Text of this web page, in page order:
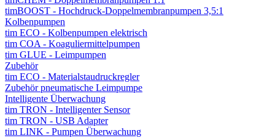
timBOOST - Hochdruck-Doppelmembranpumpen 3,5:1
Kolbenpumpen
tim ECO - Kolbenpumpen elektrisch
tim COA - Koaguliermittelpumpen
tim GLUE - Leimpumpen
Zubehör
tim ECO - Materialstaudruckregler
Zubehör pneumatische Leimpumpe
Intelligente Überwachung
tim TRON - Intelligenter Sensor
tim TRON - USB Adapter
tim LINK - Pumpen Überwachung